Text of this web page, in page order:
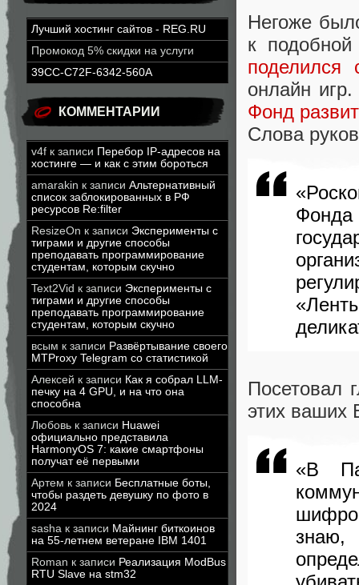
Лучший хостинг сайтов - REG.RU
Промокод 5% скидки на услуги
39CC-C72F-6342-560A
КОММЕНТАРИИ
v4f к записи Перебор IP-адресов на
хостинге — и как с этим бороться
amarakin к записи Альтернативный
список заблокированных в РФ
ресурсов Re:filter
ResizeOn к записи Эксперименты с
тиграми и другие способы
преподавать программирование
студентам, которым скучно
Text2Vid к записи Эксперименты с
тиграми и другие способы
преподавать программирование
студентам, которым скучно
всым к записи Развёртывание своего
MTProxy Telegram со статистикой
Алексей к записи Как я собрал LLM-
печку на 4 GPU, и на что она
способна
Любовь к записи Huawei
официально представила
HarmonyOS 7: какие смартфоны
получат её первыми
Артем к записи Бесплатные боты,
чтобы раздеть девушку по фото в
2024
sasha к записи Майнинг биткоинов
на 55-летнем ветеране IBM 1401
Roman к записи Реализация ModBus
RTU Slave на stm32
Негоже
к
поделился
онлайн
Фонд
Слова
Фонда
Посетовал
этих ваших
«В